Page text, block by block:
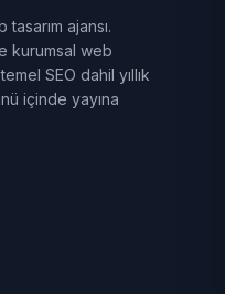
ajansı.
kurumsal web
SEO dahil yıllık
içinde yayına